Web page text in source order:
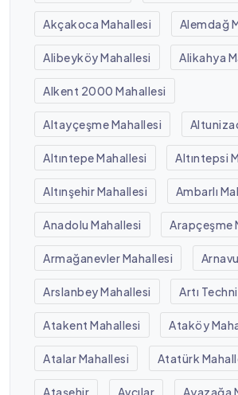
Akçakoca Mahallesi Alemdağ
Alibeyköy Mahallesi Alikahya
Alkent 2000 Mahallesi
Altayçeşme Mahallesi
Altıntepe Mahallesi Altıntepsi
Altınşehir Mahallesi Ambarlı
Anadolu Mahallesi Arapçeşme
Armağanevler Mahallesi
Arslanbey Mahallesi Artı
Atakent Mahallesi Ataköy
Atalar Mahallesi Atatürk
Ataşehir Avcılar Ayazağa